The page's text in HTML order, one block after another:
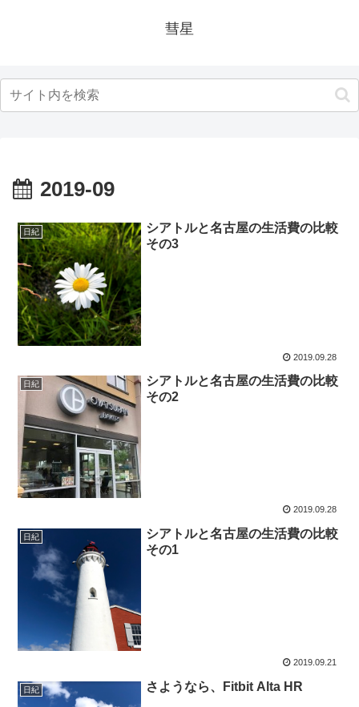
彗星
2019-09
日紀
シアトルと名古屋の生活費の比較
その3
2019.09.28
日紀
シアトルと名古屋の生活費の比較
その2
2019.09.28
日紀
シアトルと名古屋の生活費の比較
その1
2019.09.21
日紀 さようなら、Fitbit Alta HR